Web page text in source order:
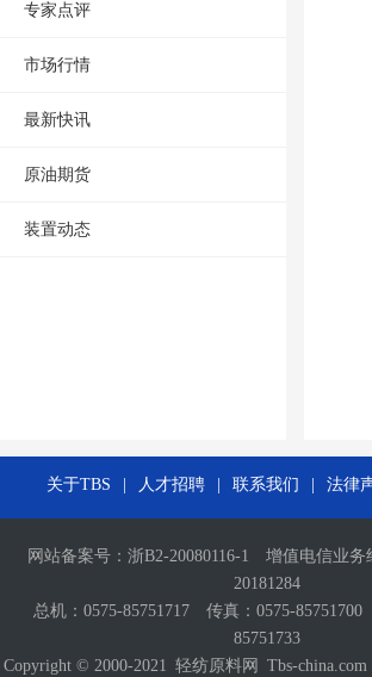
专家点评
市场行情
最新快讯
原油期货
装置动态
关于TBS 人才招聘 联系我们 法律
网站备案号： 浙B2-20080116-1 增值电信业务
20181284
总机：0575-85751717 传真：0575-
85751733
Copyright © 2000-2021 轻纺原料网 Tbs-